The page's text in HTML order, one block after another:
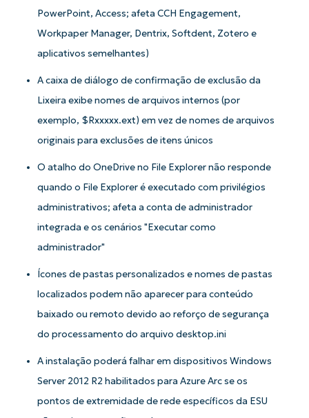
PowerPoint, Access; afeta CCH Engagement,
Workpaper Manager, Dentrix, Softdent, Zotero e
aplicativos semelhantes)
A caixa de diálogo de confirmação de exclusão da
Lixeira exibe nomes de arquivos internos (por
exemplo, $Rxxxxx.ext) em vez de nomes de arquivos
originais para exclusões de itens únicos
O atalho do OneDrive no File Explorer não responde
quando o File Explorer é executado com privilégios
administrativos; afeta a conta de administrador
integrada e os cenários "Executar como
administrador"
Ícones de pastas personalizados e nomes de pastas
localizados podem não aparecer para conteúdo
baixado ou remoto devido ao reforço de segurança
do processamento do arquivo desktop.ini
A instalação poderá falhar em dispositivos Windows
Server 2012 R2 habilitados para Azure Arc se os
pontos de extremidade de rede específicos da ESU
orientadas por IA do NinjaOne!
First